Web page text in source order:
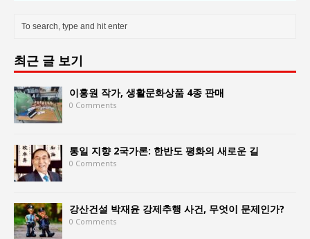
최근 글 보기
이홍원 작가, 생활문화상품 4종 판매
0 Comments
통일 지향 2국가론: 한반도 평화의 새로운 길
0 Comments
강산건설 박재윤 강제추행 사건, 무엇이 문제인가?
0 Comments